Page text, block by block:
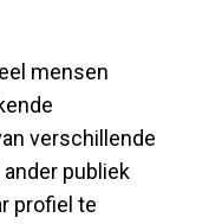
mensen
verschillende
publiek
profiel te